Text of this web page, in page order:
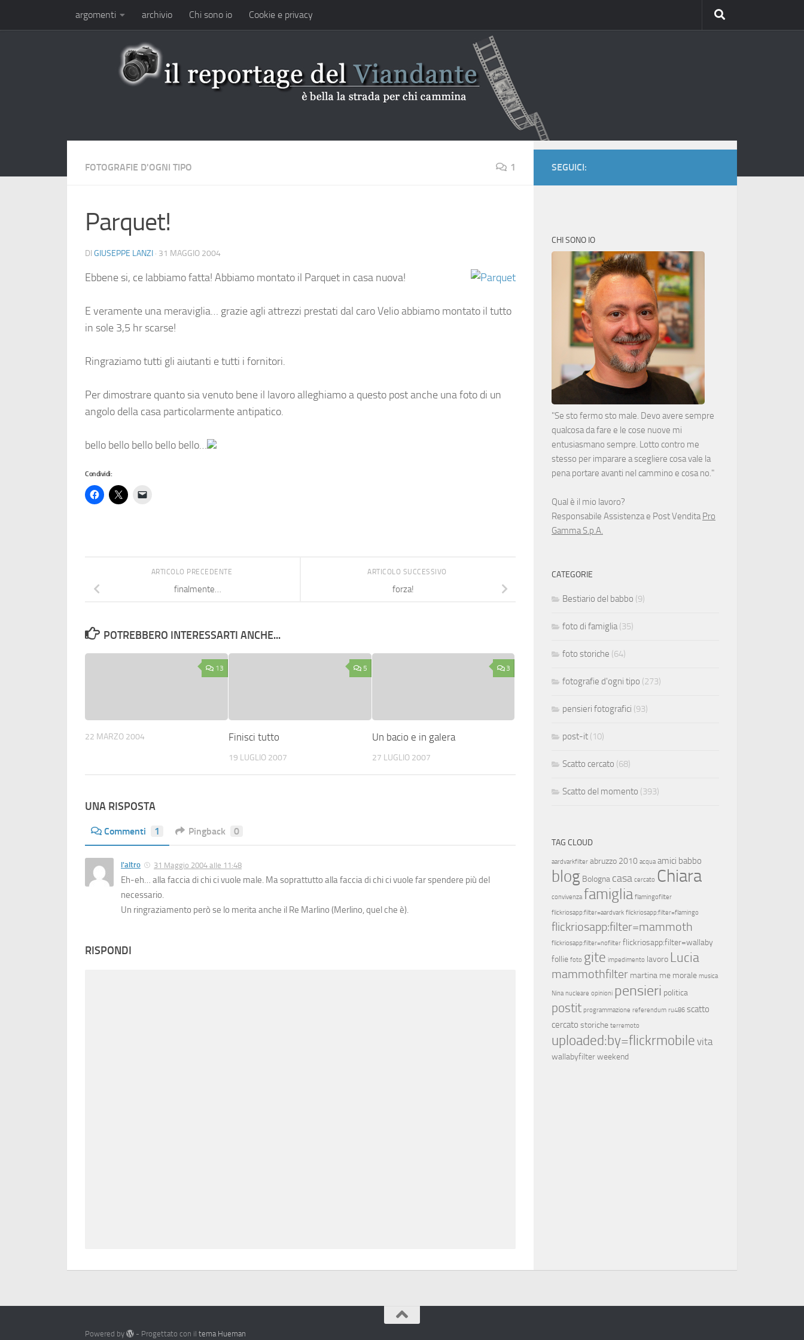
Salta al contenutoargomenti archivio Chi sono io Cookie e privacy
FOTOGRAFIE D'OGNI TIPO 1
Parquet!
DI GIUSEPPE LANZI · 31 MAGGIO 2004
Ebbene si, ce labbiamo fatta! Abbiamo montato il Parquet in casa nuova!
E veramente una meraviglia… grazie agli attrezzi prestati dal caro Velio abbiamo montato il tutto
in sole 3,5 hr scarse!
Ringraziamo tutti gli aiutanti e tutti i fornitori.
Per dimostrare quanto sia venuto bene il lavoro alleghiamo a questo post anche una foto di un
angolo della casa particolarmente antipatico.
bello bello bello bello bello…
Condividi:
ARTICOLO SUCCESSIVO
forza!
ARTICOLO PRECEDENTE
finalmente…
POTREBBERO INTERESSARTI ANCHE...
13
22 MARZO 2004
5
Finisci tutto
19 LUGLIO 2007
3
Un bacio e in galera
27 LUGLIO 2007
UNA RISPOSTA
Commenti 1 Pingback 0
l'altro 31 Maggio 2004 alle 11:48
Eh-eh… alla faccia di chi ci vuole male. Ma soprattutto alla faccia di chi ci vuole far spendere più del
necessario.
Un ringraziamento però se lo merita anche il Re Marlino (Merlino, quel che è).
RISPONDI
SEGUICI:
CHI SONO IO
"Se sto fermo sto male. Devo avere sempre
qualcosa da fare e le cose nuove mi
entusiasmano sempre. Lotto contro me
stesso per imparare a scegliere cosa vale la
pena portare avanti nel cammino e cosa no."
Qual è il mio lavoro?
Responsabile Assistenza e Post VenditaPro
Gamma S.p.A.
CATEGORIE
Bestiario del babbo (9)
foto di famiglia(35)
foto storiche (64)
fotografie d'ogni tipo (273)
pensieri fotografici (93)
post-it (10)
Scatto cercato (68)
Scatto del momento (393)
TAG CLOUD
aardvarkfilter abruzzo 2010 acqua amici babbo
blog Bologna casa cercato Chiara
convivenza famiglia flamingofilter
flickriosapp:filter=aardvark flickriosapp:filter=flamingo
flickriosapp:filter=mammoth
flickriosapp:filter=nofilter flickriosapp:filter=wallaby
follie foto gite impedimento lavoro Lucia
mammothfilter martina me morale musica
Nina nucleare opinioni pensieri politica
postit programmazione referendum ru486 scatto
cercato storiche terremoto
uploaded:by=flickrmobile vita
wallabyfilterweekend
Powered by - Progettato con iltema Hueman